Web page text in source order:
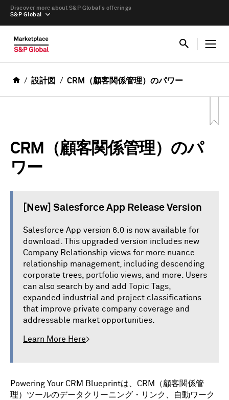
S&P Global
Discover more about S&P Global’s offerings
設計図 CRM（顧客関係管理）のパワー
CRM（顧客関係管理）のパ
ワー
[New] Salesforce App Release Version
Salesforce App version 6.0 is now available for
download. This upgraded version includes new
Company Relationship views for more nuance
relationship management, including descending
corporate trees, portfolio views, and more. Users
can also search by and add Topic Tags,
expanded industrial and project classifications
that improve private company coverage and
addressable market opportunities.
Learn More Here>
Powering Your CRM Blueprintは、CRM（顧客関係管
理）ツールのデータクリーニング・リンク、自動ワーク